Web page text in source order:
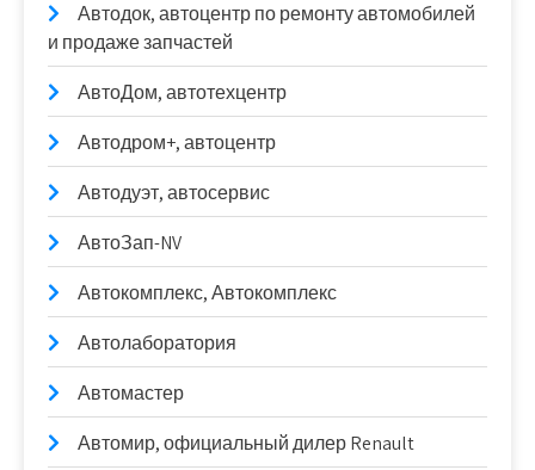
Автодок, автоцентр по ремонту автомобилей
и продаже запчастей
АвтоДом, автотехцентр
Автодром+, автоцентр
Автодуэт, автосервис
АвтоЗап-NV
Автокомплекс, Автокомплекс
Автолаборатория
Автомастер
Автомир, официальный дилер Renault